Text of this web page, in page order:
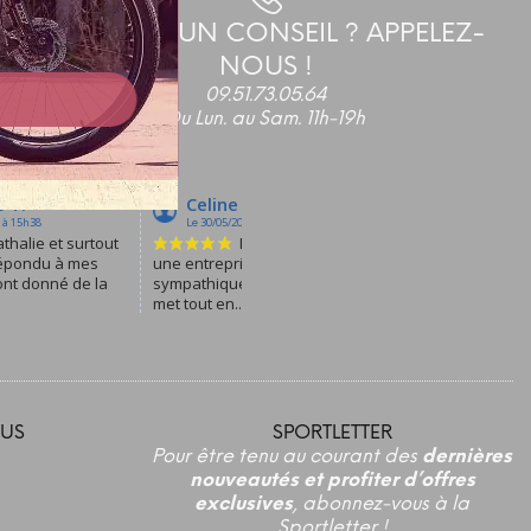
BESOIN D'UN CONSEIL ? APPELEZ-
NOUS !
09.51.73.05.64
Du Lun. au Sam. 11h-19h
SPORTLETTER
Pour être tenu au courant des dernières
nouveautés et profiter d’offres
exclusives, abonnez-vous à la